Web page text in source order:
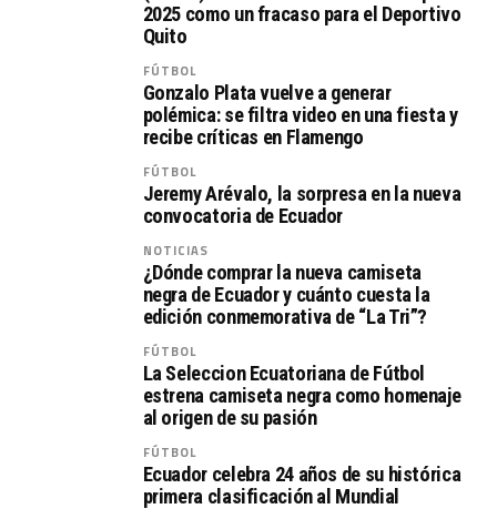
2025 como un fracaso para el Deportivo
Quito
FÚTBOL
Gonzalo Plata vuelve a generar
polémica: se filtra video en una fiesta y
recibe críticas en Flamengo
FÚTBOL
Jeremy Arévalo, la sorpresa en la nueva
convocatoria de Ecuador
NOTICIAS
¿Dónde comprar la nueva camiseta
negra de Ecuador y cuánto cuesta la
edición conmemorativa de “La Tri”?
FÚTBOL
La Seleccion Ecuatoriana de Fútbol
estrena camiseta negra como homenaje
al origen de su pasión
FÚTBOL
Ecuador celebra 24 años de su histórica
primera clasificación al Mundial